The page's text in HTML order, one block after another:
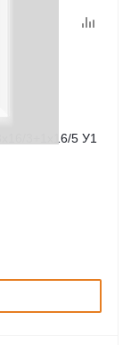
3+1х16/5 У1